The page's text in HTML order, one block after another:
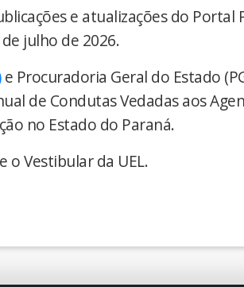
e atualizações do Portal
julho de 2026.
e Procuradoria Geral do Estado
de Condutas Vedadas aos
no Estado do Paraná.
o Vestibular da UEL.